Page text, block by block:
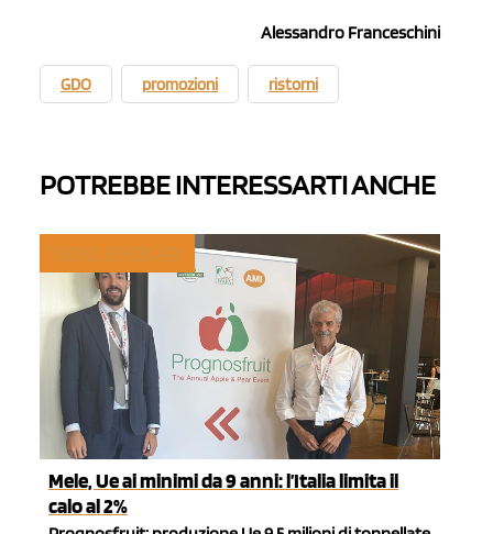
Alessandro Franceschini
GDO promozioni ristorni
POTREBBE INTERESSARTI ANCHE
Mele, Ue ai minimi da 9 anni: l’Italia limita il
calo al 2%